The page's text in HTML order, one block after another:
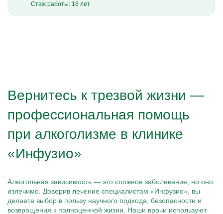
Стаж работы: 18 лет
Вернитесь к трезвой жизни —
профессиональная помощь
при алкоголизме в клинике
«Инфузио»
Алкогольная зависимость — это сложное заболевание, но оно
излечимо. Доверив лечение специалистам «Инфузио», вы
делаете выбор в пользу научного подхода, безопасности и
возвращения к полноценной жизни. Наши врачи используют